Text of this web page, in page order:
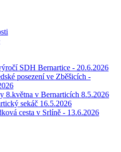
SDH Bernartice - 20.6.2026
posezení ve Zběšicích -
8.května v Bernarticích 8.5.2026
sekáč 16.5.2026
cesta v Srlíně - 13.6.2026